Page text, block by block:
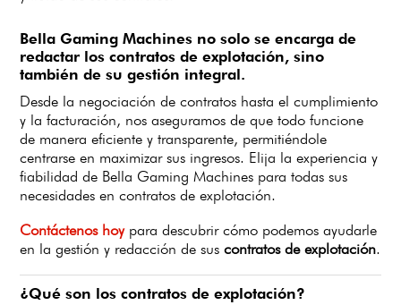
Bella Gaming Machines no solo se encarga de
redactar los contratos de explotación, sino
también de su gestión integral.
Desde la negociación de contratos hasta el cumplimiento
y la facturación, nos aseguramos de que todo funcione
de manera eficiente y transparente, permitiéndole
centrarse en maximizar sus ingresos. Elija la experiencia y
fiabilidad de Bella Gaming Machines para todas sus
necesidades en contratos de explotación.
Contáctenos hoypara descubrir cómo podemos ayudarle
en la gestión y redacción de sus contratos de explotación.
¿Qué son los contratos de explotación?